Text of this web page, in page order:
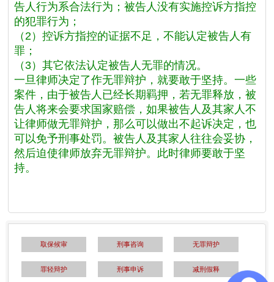
告人行为系合法行为；被告人没有实施控诉方指控
的犯罪行为；
（2）控诉方指控的证据不足，不能认定被告人有
罪；
（3）其它依法认定被告人无罪的情况。
一旦律师决定了作无罪辩护，就要敢于坚持。一些
案件，由于被告人已经长期羁押，若无罪释放，被
告人将来会要求国家赔偿，如果被告人及其家人不
让律师做无罪辩护，那么可以做出不起诉决定，也
可以免予刑事处罚。被告人及其家人往往会妥协，
然后迫使律师放弃无罪辩护。此时律师要敢于坚
持。
取保候审 刑事咨询 无罪辩护
罪轻辩护 刑事申诉 减刑假释